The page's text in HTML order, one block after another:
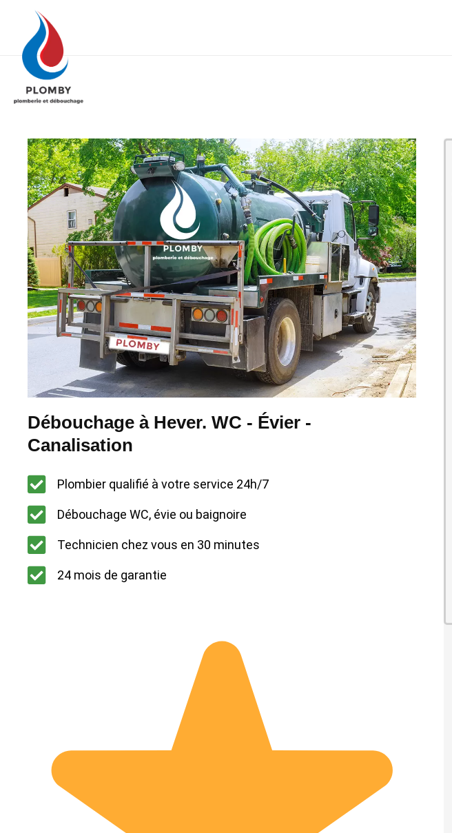
Débouchage à Hever. WC - Évier -
Canalisation
Plombier qualifié à votre service 24h/7
Débouchage WC, évie ou baignoire
Technicien chez vous en 30 minutes
24 mois de garantie